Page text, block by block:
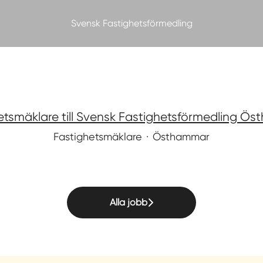
Svensk Fastighetsförmedling
till Svensk Fastighetsförmedling
Fastighetsmäklare · Östhammar
Alla jobb